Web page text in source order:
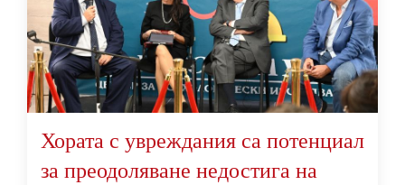
Хората с увреждания са потенциал
за преодоляване недостига на